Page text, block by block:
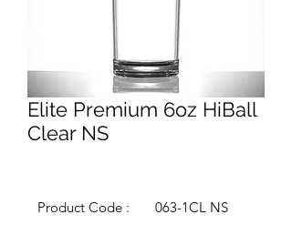
Elite Premium 6oz HiBall
Clear NS
Product Code : 063-1CL NS